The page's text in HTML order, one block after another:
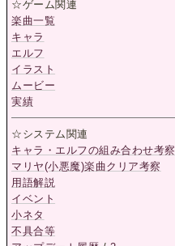
☆ゲーム関連
楽曲一覧
キャラ
エルフ
イラスト
ムービー
実績
☆システム関連
キャラ・エルフの組み合わせ考察
マリヤ(小悪魔)楽曲クリア考察
用語解説
イベント
小ネタ
不具合等